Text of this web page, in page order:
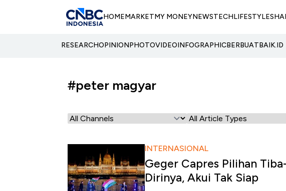
HOMEMARKETMY MONEYNEWSTECHLIFESTYLE
RESEARCHOPINIONPHOTOVIDEOINFOGRAPHICBERBUATBAIK.ID
#peter magyar
INTERNASIONAL
Geger Capres Pilihan
Dirinya, Akui Tak Siap